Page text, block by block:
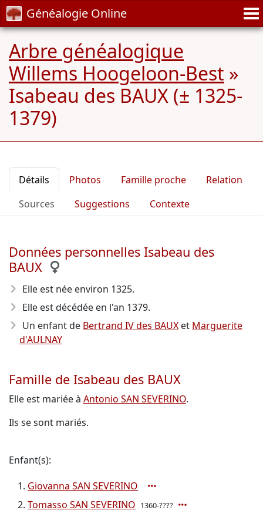
Généalogie Online
Arbre généalogique
Willems Hoogeloon-Best »
Isabeau des BAUX (± 1325-
1379)
Détails Photos Famille proche
Relation
Sources
Suggestions Contexte
Données personnelles Isabeau des
BAUX
Elle est née environ 1325.
Elle est décédée en l'an 1379.
Un enfant de Bertrand IV des BAUX et Marguerite
d'AULNAY
Famille de Isabeau des BAUX
Elle est mariée à Antonio SAN SEVERINO.
Ils se sont mariés.
Enfant(s):
Giovanna SAN SEVERINO
Tomasso SAN SEVERINO 1360-????